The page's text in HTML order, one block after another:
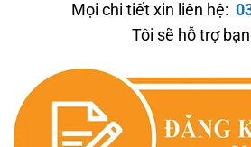
Mọi chi tiết xin liên hệ:
Tôi sẽ hỗ trợ